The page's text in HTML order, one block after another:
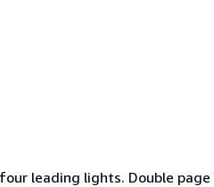
leading lights. Double